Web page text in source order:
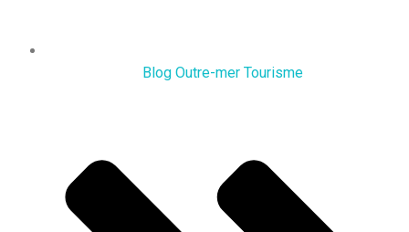
Blog Outre-mer Tourisme